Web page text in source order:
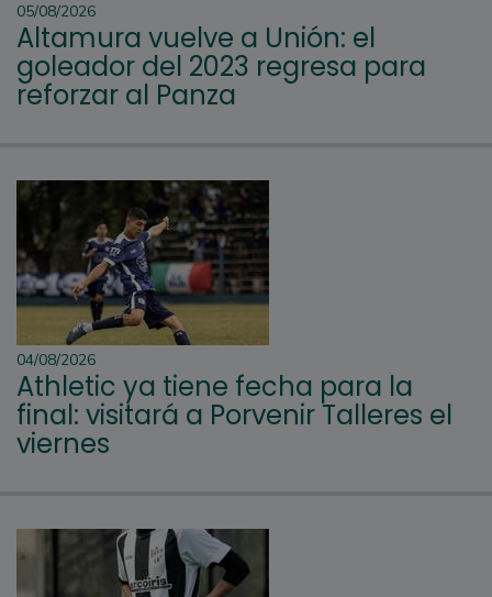
05/08/2026
Altamura vuelve a Unión: el
goleador del 2023 regresa para
reforzar al Panza
04/08/2026
Athletic ya tiene fecha para la
final: visitará a Porvenir Talleres el
viernes